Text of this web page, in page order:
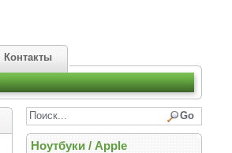
Контакты
Ноутбуки/ Apple